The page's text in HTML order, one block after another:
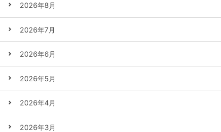
2026年8月
2026年7月
2026年6月
2026年5月
2026年4月
2026年3月